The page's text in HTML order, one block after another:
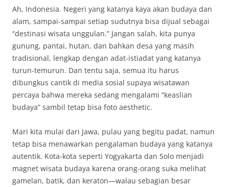
Ah, Indonesia. Negeri yang katanya kaya akan budaya dan
alam, sampai-sampai setiap sudutnya bisa dijual sebagai
“destinasi wisata unggulan.” Jangan salah, kita punya
gunung, pantai, hutan, dan bahkan desa yang masih
tradisional, lengkap dengan adat-istiadat yang katanya
turun-temurun. Dan tentu saja, semua itu harus
dibungkus cantik di media sosial supaya wisatawan
percaya bahwa mereka sedang mengalami “keaslian
budaya” sambil tetap bisa foto aesthetic.
Mari kita mulai dari Jawa, pulau yang begitu padat, namun
tetap bisa menawarkan pengalaman budaya yang katanya
autentik. Kota-kota seperti Yogyakarta dan Solo menjadi
magnet wisata budaya karena orang-orang suka melihat
gamelan, batik, dan keraton—walau sebagian besar